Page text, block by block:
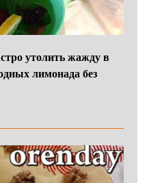
утолить жажду в
лимонада без